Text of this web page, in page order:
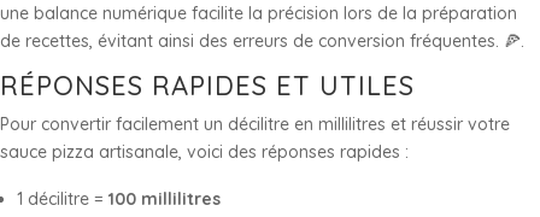
une balance numérique facilite la précision lors de la préparation
de recettes, évitant ainsi des erreurs de conversion fréquentes. 🍕.
RÉPONSES RAPIDES ET UTILES
Pour convertir facilement un décilitre en millilitres et réussir votre
sauce pizza artisanale, voici des réponses rapides :
1 décilitre = 100 millilitres